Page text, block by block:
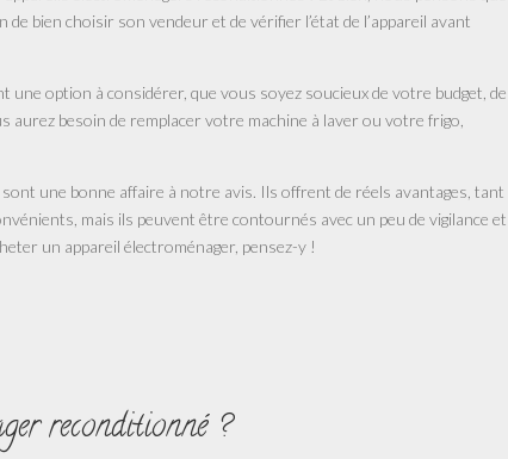
bien choisir son vendeur et de vérifier l’état de l’appareil avant
option à considérer, que vous soyez soucieux de votre budget, de
aurez besoin de remplacer votre machine à laver ou votre frigo,
une bonne affaire à notre avis. Ils offrent de réels avantages, tant
mais ils peuvent être contournés avec un peu de vigilance et
un appareil électroménager, pensez-y !
reconditionné ?